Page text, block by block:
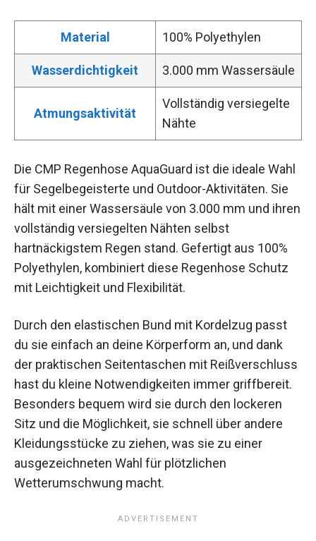
Material 100% Polyethylen
Wasserdichtigkeit 3.000 mm Wassersäule
Atmungsaktivität
Vollständig versiegelte
Nähte
Die CMP Regenhose AquaGuard ist die ideale Wahl
für Segelbegeisterte und Outdoor-Aktivitäten. Sie
hält mit einer Wassersäule von 3.000 mm und ihren
vollständig versiegelten Nähten selbst
hartnäckigstem Regen stand. Gefertigt aus 100%
Polyethylen, kombiniert diese Regenhose Schutz
mit Leichtigkeit und Flexibilität.
Durch den elastischen Bund mit Kordelzug passt
du sie einfach an deine Körperform an, und dank
der praktischen Seitentaschen mit Reißverschluss
hast du kleine Notwendigkeiten immer griffbereit.
Besonders bequem wird sie durch den lockeren
Sitz und die Möglichkeit, sie schnell über andere
Kleidungsstücke zu ziehen, was sie zu einer
ausgezeichneten Wahl für plötzlichen
Wetterumschwung macht.